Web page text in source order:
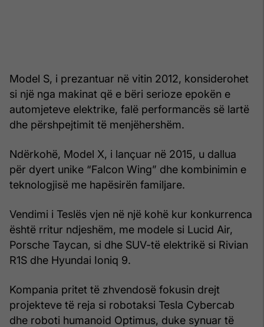
Model S, i prezantuar në vitin 2012, konsiderohet
si një nga makinat që e bëri serioze epokën e
automjeteve elektrike, falë performancës së lartë
dhe përshpejtimit të menjëhershëm.
Ndërkohë, Model X, i lançuar në 2015, u dallua
për dyert unike “Falcon Wing” dhe kombinimin e
teknologjisë me hapësirën familjare.
Vendimi i Teslës vjen në një kohë kur konkurrenca
është rritur ndjeshëm, me modele si Lucid Air,
Porsche Taycan, si dhe SUV-të elektrikë si Rivian
R1S dhe Hyundai Ioniq 9.
Kompania pritet të zhvendosë fokusin drejt
projekteve të reja si robotaksi Tesla Cybercab
dhe roboti humanoid Optimus, duke synuar të